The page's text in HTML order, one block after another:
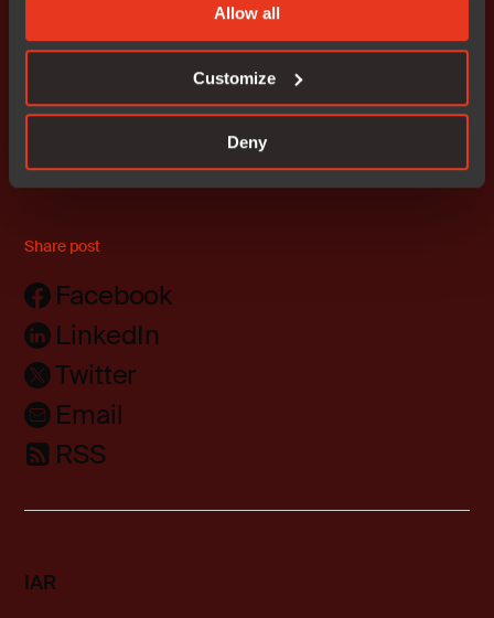
Allow all
Customize
Deny
以满足市场和客户不断增长的需求。”
Share post
Facebook
LinkedIn
Twitter
Email
RSS
IAR